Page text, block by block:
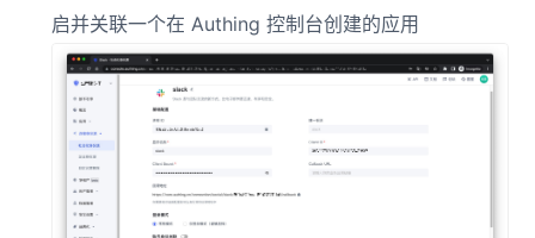
启并关联一个在 Authing 控制台创建的应用